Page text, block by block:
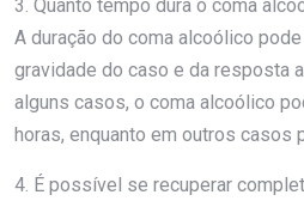
3. Quanto tempo dura o coma
A duração do coma alcoólico
gravidade do caso e da resposta
alguns casos, o coma alcoólico
horas, enquanto em outros casos
4. É possível se recuperar